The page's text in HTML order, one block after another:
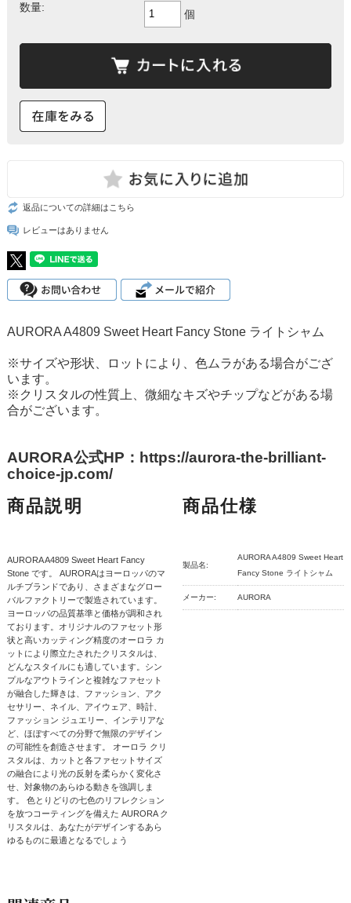
数量:
個
返品についての詳細はこちら
レビューはありません
AURORA A4809 Sweet Heart Fancy Stone ライトシャム
※サイズや形状、ロットにより、色ムラがある場合がござ
います。
※クリスタルの性質上、微細なキズやチップなどがある場
合がございます。
AURORA公式HP：https://aurora-the-brilliant-
choice-jp.com/
商品説明
AURORA A4809 Sweet Heart Fancy
Stone です。 AURORAはヨーロッパのマ
ルチブランドであり、さまざまなグロー
バルファクトリーで製造されています。
ヨーロッパの品質基準と価格が調和され
ております。オリジナルのファセット形
状と高いカッティング精度のオーロラ カ
ットにより際立たされたクリスタルは、
どんなスタイルにも適しています。シン
プルなアウトラインと複雑なファセット
が融合した輝きは、ファッション、アク
セサリー、ネイル、アイウェア、時計、
ファッション ジュエリー、インテリアな
ど、ほぼすべての分野で無限のデザイン
の可能性を創造させます。 オーロラ クリ
スタルは、カットと各ファセットサイズ
の融合により光の反射を柔らかく変化さ
せ、対象物のあらゆる動きを強調しま
す。 色とりどりの七色のリフレクション
を放つコーティングを備えた AURORA ク
リスタルは、あなたがデザインするあら
ゆるものに最適となるでしょう
商品仕様
製品名:
AURORA A4809 Sweet Heart
Fancy Stone ライトシャム
メーカー: AURORA